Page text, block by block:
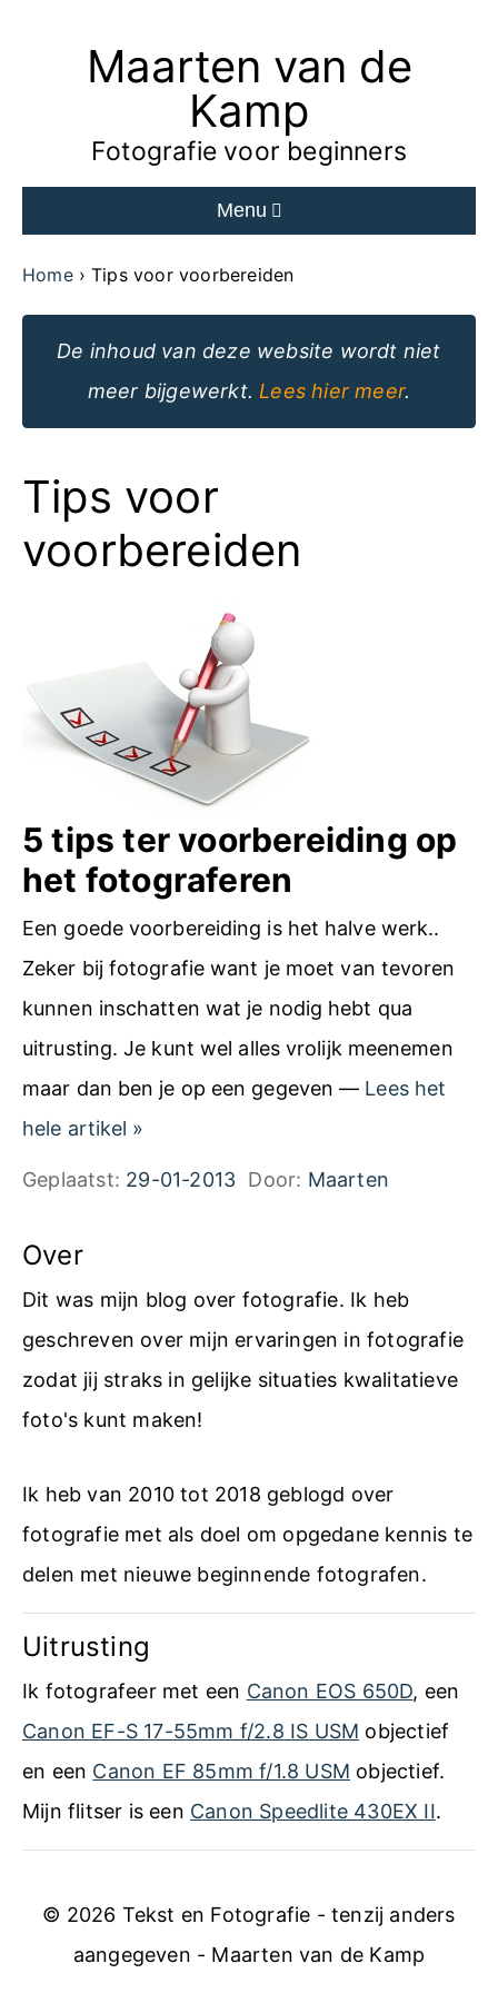
Maarten van de
Kamp
Fotografie voor beginners
Menu
Home Tips voor voorbereiden
De inhoud van deze website wordt niet
meer bijgewerkt. Lees hier meer.
Tips voor
voorbereiden
5 tips ter voorbereiding op
het fotograferen
Een goede voorbereiding is het halve werk..
Zeker bij fotografie want je moet van tevoren
kunnen inschatten wat je nodig hebt qua
uitrusting. Je kunt wel alles vrolijk meenemen
maar dan ben je op een gegeven — Lees het
hele artikel 5
t
e
o
o
r
b
e
r
e
i
d
i
g
o
»
Geplaatst: 29-01-2013 Door: Maarten
Over
Dit was mijn blog over fotografie. Ik heb
geschreven over mijn ervaringen in fotografie
zodat jij straks in gelijke situaties kwalitatieve
foto's kunt maken!
Ik heb van 2010 tot 2018 geblogd over
fotografie met als doel om opgedane kennis te
delen met nieuwe beginnende fotografen.
Uitrusting
Ik fotografeer met een Canon EOS 650D, een
Canon EF-S 17-55mm f/2.8 IS USM objectief
en een Canon EF 85mm f/1.8 USM objectief.
Mijn flitser is een Canon Speedlite 430EX II.
© 2026 Tekst en Fotografie - tenzij anders
aangegeven - Maarten van de Kamp